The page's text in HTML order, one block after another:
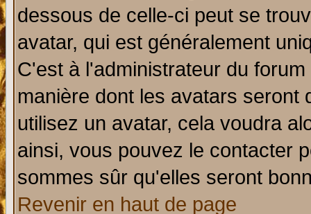
dessous de celle-ci peut se
avatar, qui est généralement
C'est à l'administrateur du
manière dont les avatars seront
utilisez un avatar, cela voudra
ainsi, vous pouvez le contacter
sommes sûr qu'elles seront
Revenir en haut de page